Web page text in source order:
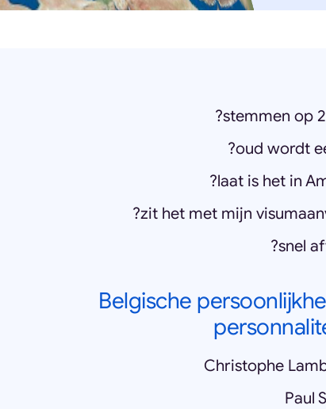
stemmen op
oud wordt
laat is het in
zit het met mijn
snel
Belgische
Christophe
Paul